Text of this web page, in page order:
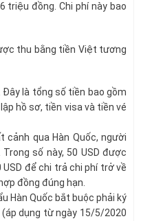
triệu đồng. Chi phí này bao
thu bằng tiền Việt tương
Đây là tổng số tiền bao gồm
hồ sơ, tiền visa và tiền vé
cảnh qua Hàn Quốc, người
số này, 50 USD được
để chi trả chi phí trở về
đồng đúng hạn.
Hàn Quốc bắt buộc phải ký
dụng từ ngày 15/5/2020